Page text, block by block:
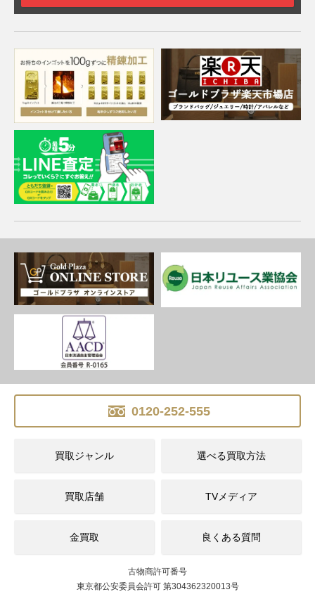
0120-252-555
買取ジャンル 選べる買取方法
買取店舗 TVメディア
金買取 良くある質問
古物商許可番号
東京都公安委員会許可 第304362320013号